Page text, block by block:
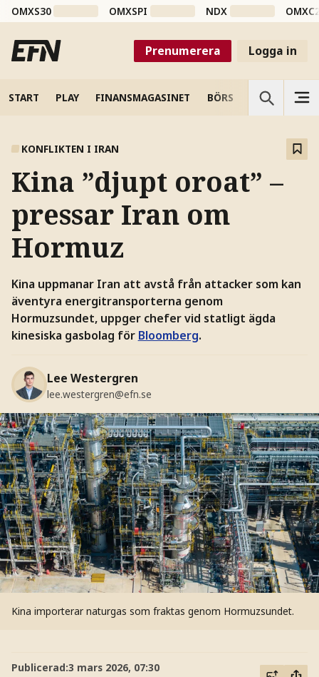
OMXS30 OMXSPI NDX
Prenumerera Logga in
START PLAY FINANSMAGASINET BÖRS VETENSKAP
KONFLIKTEN I IRAN
Kina ”djupt oroat” –
pressar Iran om
Hormuz
Kina uppmanar Iran att avstå från attacker som kan
äventyra energitransporterna genom
Hormuzsundet, uppger chefer vid statligt ägda
kinesiska gasbolag för Bloomberg.
Lee Westergren
lee.westergren@efn.se
Kina importerar naturgas som fraktas genom Hormuzsundet.
Publicerad:3 mars 2026, 07:30